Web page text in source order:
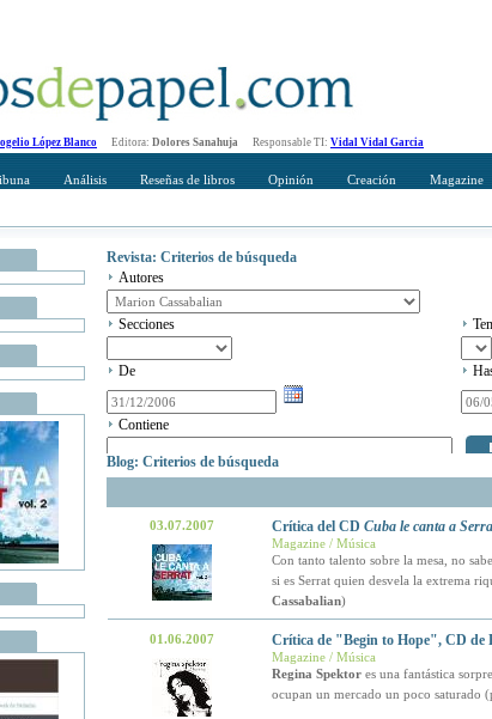
López Blanco Editora: Dolores Sanahuja Responsable TI: Vidal Vidal Garcia
Análisis Reseñas de libros Opinión Creación Magazine
Revista: Criterios de búsqueda
Autores
Secciones
De
Contiene
Blog: Criterios de búsqueda
03.07.2007 Crítica del CD Cuba le canta a
Magazine / Música
Con tanto talento sobre la mesa, no
si es Serrat quien desvela la extrema
Cassabalian)
01.06.2007 Crítica de "Begin to Hope", CD de
Magazine / Música
Regina Spektor es una fantástica
ocupan un mercado un poco saturado